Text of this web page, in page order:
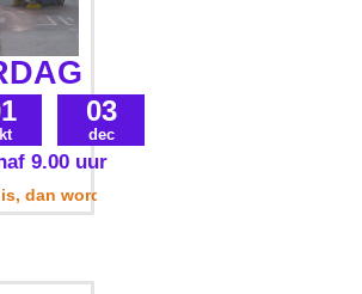
03
dec
9.00 uur
wordt uw parkeerplek ook